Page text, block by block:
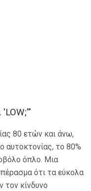
'LOW;'"
80 ετών και άνω,
αυτοκτονίας, το 80%
όπλο. Μια
ότι τα εύκολα
τον κίνδυνο